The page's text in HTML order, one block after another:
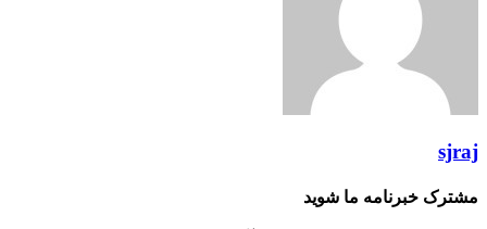
sjraj
مشترک خبرنامه ما شوید